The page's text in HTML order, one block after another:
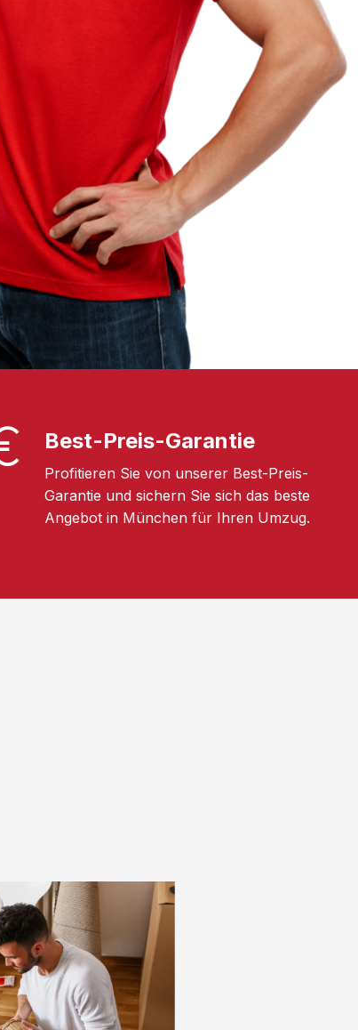
Best-Preis-Garantie
Profitieren Sie von unserer Best-Preis-
Garantie und sichern Sie sich das beste
Angebot in München für Ihren Umzug.